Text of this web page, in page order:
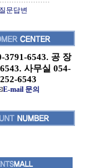
문답변
3791-6543. 공 장
사무실 054-
252-6543
E-mail 문의